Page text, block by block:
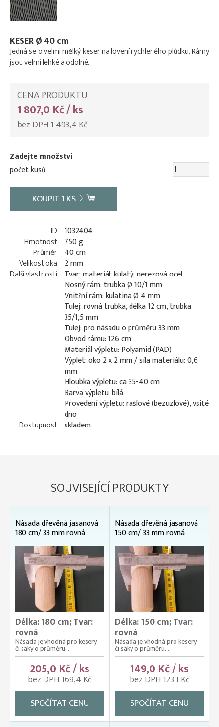
KESER Ø 40 cm
Jedná se o velmi mělký keser na lovení rychleného plůdku. Rámy
jsou velmi lehké a odolné.
CENA PRODUKTU
1 807,0 Kč / ks
bez DPH 1 493,4 Kč
Zadejte množství
počet kusů
KOUPIT1 KS
ID 1032404
Hmotnost 750 g
Průměr 40 cm
Velikost oka
2 mm
Další vlastnosti
Tvar; materiál: kulatý; nerezová ocel
Nosný rám: trubka Ø 10/1 mm
Vnitřní rám: kulatina Ø 4 mm
Tulej: rovná trubka, délka 12 cm, trubka
35/1,5 mm
Tulej: pro násadu o průměru 33 mm
Obvod rámu: 126 cm
Materiál výpletu: Polyamid (PAD)
Výplet: oko 2 x 2 mm / síla materiálu: 0,6
mm
Hloubka výpletu: ca 35-40 cm
Barva výpletu: bílá
Provedení výpletu: rašlové (bezuzlové), všité
dno
Dostupnost skladem
SOUVISEJÍCÍ PRODUKTY
Násada dřevěná jasanová
180 cm/ 33 mm rovná
Délka: 180 cm; Tvar:
rovná
Násada je vhodná pro kesery
či saky o průměru...
205,0 Kč / ks
bez DPH 169,4 Kč
SPOČÍTAT CENU
Násada dřevěná jasanová
150 cm/ 33 mm rovná
Délka: 150 cm; Tvar:
rovná
Násada je vhodná pro kesery
či saky o průměru...
149,0 Kč / ks
bez DPH 123,1 Kč
SPOČÍTAT CENU